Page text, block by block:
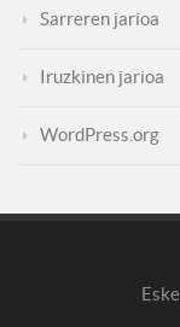
Sarreren jarioa
Iruzkinen jarioa
WordPress.org